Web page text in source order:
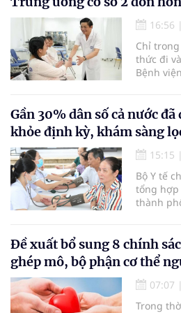
hàng
đường
16:56 |
Chỉ
thức đi
Bệnh
em bé
Gần 30% dân số cả nước
khỏe định kỳ, khám sàng
15:15 |
Bộ Y tế
tổng hợp
thành
nhận
30% dân
sức khỏe
Đề xuất bổ sung 8 chính
ghép mô, bộ phận cơ thể
07:07 |
Trong